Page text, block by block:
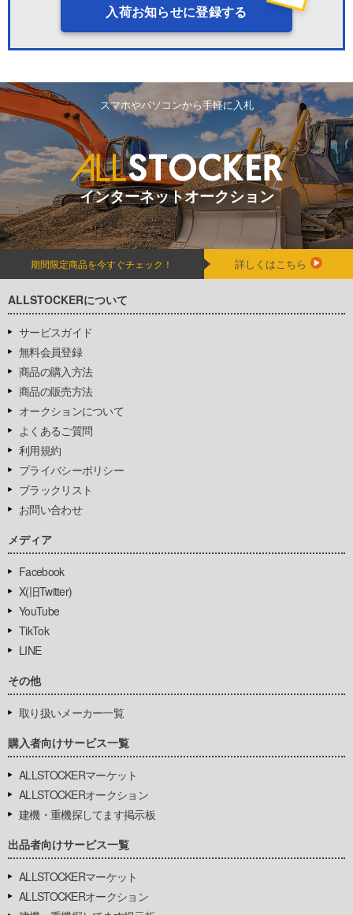
入荷お知らせに登録する
スマホやパソコンから手軽に入札
インターネットオークション
期間限定商品を今すぐチェック！ 詳しくはこちら
ALLSTOCKERについて
サービスガイド
無料会員登録
商品の購入方法
商品の販売方法
オークションについて
よくあるご質問
利用規約
プライバシーポリシー
ブラックリスト
お問い合わせ
メディア
Facebook
X(旧Twitter)
YouTube
TikTok
LINE
その他
取り扱いメーカー一覧
購入者向けサービス一覧
ALLSTOCKERマーケット
ALLSTOCKERオークション
建機・重機探してます掲示板
出品者向けサービス一覧
ALLSTOCKERマーケット
ALLSTOCKERオークション